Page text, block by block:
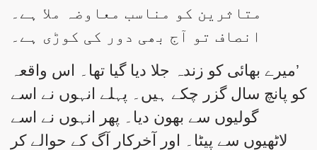
متاثرین کو مناسب معاوضہ ملا ہے۔
انصاف تو آج بھی دور کی کوڑی ہے۔
’میرے بھائی کو زندہ جلا دیا گیا تھا۔ اس واقعہ
کو پانچ سال گزر چکے ہیں۔ پہلے انہوں نے اسے
گولیوں سے بھون دیا۔ پھر انہوں نے اسے
لاٹھیوں سے پیٹا۔ اور آخرکار آگ کے حوالے کر